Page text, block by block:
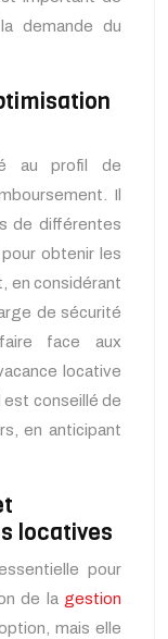
demande du
au profil de
Il
de différentes
obtenir les
en considérant
de sécurité
face aux
locative
est conseillé de
en anticipant
locatives
pour
de la gestion
mais elle